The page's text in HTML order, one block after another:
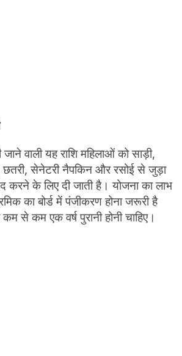
वाली यह राशि महिलाओं को साड़ी,
सेनेटरी नैपकिन और रसोई से जुड़ा
करने के लिए दी जाती है। योजना का लाभ
का बोर्ड में पंजीकरण होना जरूरी है
से कम एक वर्ष पुरानी होनी चाहिए।